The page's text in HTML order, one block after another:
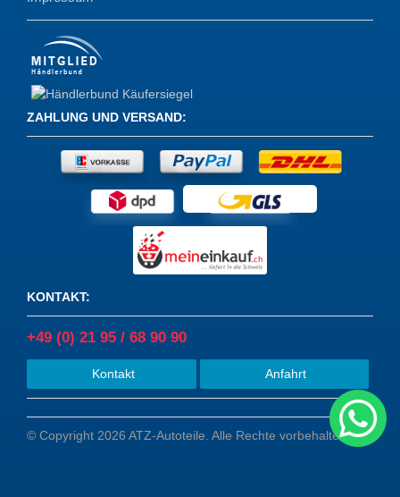
ZAHLUNG UND VERSAND:
KONTAKT:
+49 (0) 21 95 / 68 90 90
Kontakt Anfahrt
© Copyright 2026 ATZ-Autoteile. Alle Rechte vorbehalten.